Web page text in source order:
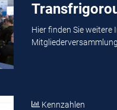
Hier finden Sie
Kennzahlen